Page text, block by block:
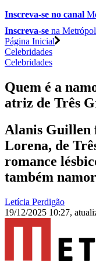
Inscreva-se no canal
Inscreva-se na
Página Inicial
Celebridades
Celebridades
Quem é a
atriz de Três
Alanis Guillen
Lorena, de
romance
também
Letícia Perdigão
19/12/2025 10:27,